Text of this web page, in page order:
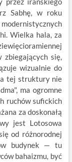
n
Sabhę, w roku
Wielka hala, za
zbiegających się,
wizualnie do
tej struktury nie
ma ogromne
ruchów sufickich
za doskonałą
jest Lotosowa
od różnorodnej
budynek — tu
bahaizmu, być